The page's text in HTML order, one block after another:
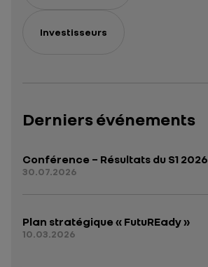
Investisseurs
Derniers événements
Conférence – Résultats du S1 2026
30.07.2026
Plan stratégique « FutuREady »
10.03.2026